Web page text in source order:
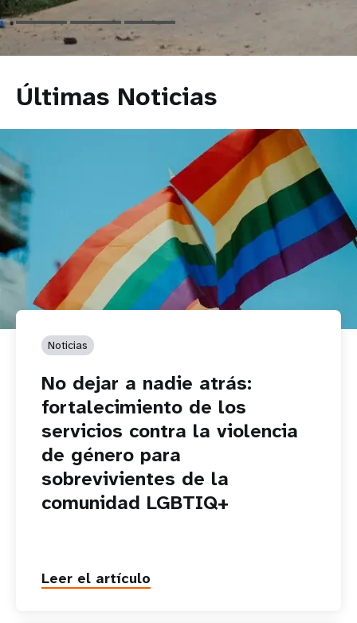
Últimas Noticias
Noticias
No dejar a nadie atrás:
fortalecimiento de los
servicios contra la violencia
de género para
sobrevivientes de la
comunidad LGBTIQ+
Leer el artículo